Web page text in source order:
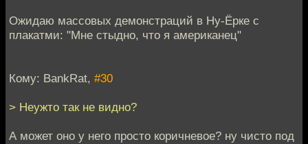
Ожидаю массовых демонстраций в Ну-Ёрке с
плакатми: "Мне стыдно, что я американец"
Кому: BankRat, #30
> Неужто так не видно?
А может оно у него просто коричневое? ну чисто под